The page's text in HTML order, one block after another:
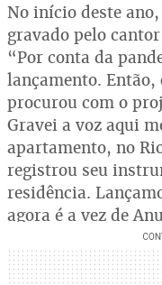
No início deste
gravado pelo
“Por conta da
lançamento.
procurou com o
Gravei a voz aqui
apartamento, no
registrou seu
residência.
agora é a vez de